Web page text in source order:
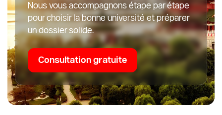
Nous vous accompagnons étape par étape
pour choisir la bonne université et préparer
un dossier solide.
Consultation gratuite